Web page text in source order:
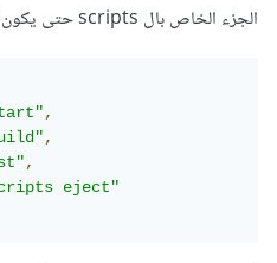
الجزء الخاص بال scripts حتى يكون كالتالي:
,
,
,
eject"